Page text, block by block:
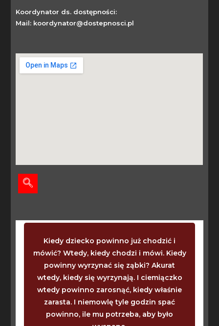
Koordynator ds. dostępności:
Mail: koordynator@dostepnosci.pl
Kiedy dziecko powinno już chodzić i
mówić? Wtedy, kiedy chodzi i mówi. Kiedy
powinny wyrzynać się ząbki? Akurat
wtedy, kiedy się wyrzynają. I ciemiączko
wtedy powinno zarosnąć, kiedy właśnie
zarasta. I niemowlę tyle godzin spać
powinno, ile mu potrzeba, aby było